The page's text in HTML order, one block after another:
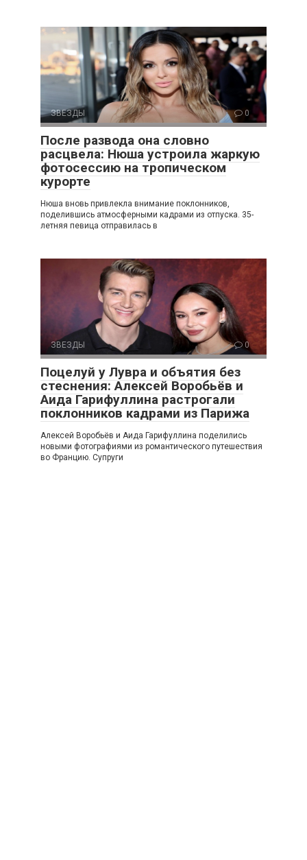
ЗВЕЗДЫ 0
После развода она словно
расцвела: Нюша устроила жаркую
фотосессию на тропическом
курорте
Нюша вновь привлекла внимание поклонников,
поделившись атмосферными кадрами из отпуска. 35-
летняя певица отправилась в
ЗВЕЗДЫ 0
Поцелуй у Лувра и объятия без
стеснения: Алексей Воробьёв и
Аида Гарифуллина растрогали
поклонников кадрами из Парижа
Алексей Воробьёв и Аида Гарифуллина поделились
новыми фотографиями из романтического путешествия
во Францию. Супруги